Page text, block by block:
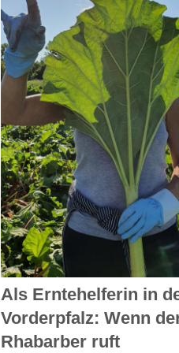
Als Erntehelferin in
Vorderpfalz: Wenn
Rhabarber ruft